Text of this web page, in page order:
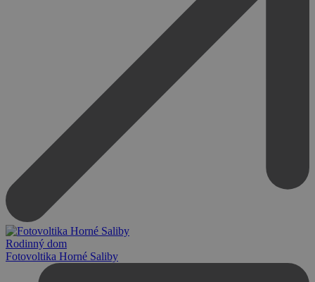
Rodinný dom
Fotovoltika Horné Saliby